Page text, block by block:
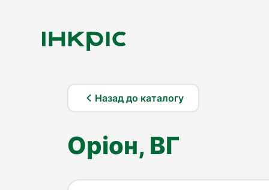
Назад до каталогу
Оріон, ВГ